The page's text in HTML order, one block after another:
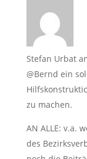
Stefan Urbat
@Bernd ein
zu machen.
AN ALLE: v.a.
des